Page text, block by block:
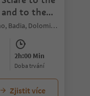
and to the
San Cassiano/San Cassiano, Badia, Dolomites Region Alta Badia
2h:00 Min
doba trvání
Zjistit více